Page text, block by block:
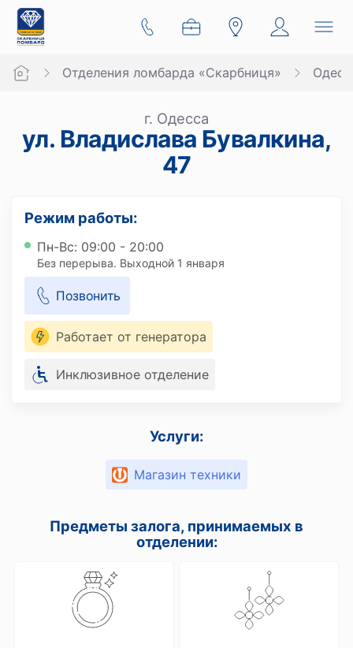
Отделения ломбарда «Скарбниця»
г. Одесса
ул. Владислава Бувалкина,
47
Режим работы:
Пн-Вс: 09:00 - 20:00
Без перерыва. Выходной 1 января
Позвонить
Работает от генератора
Инклюзивное отделение
Услуги:
Магазин техники
Предметы залога, принимаемых в
отделении: